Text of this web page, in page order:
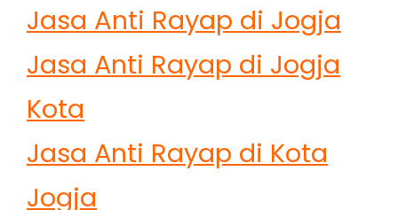
Jasa Anti Rayap di Jogja
Jasa Anti Rayap di Jogja
Kota
Jasa Anti Rayap di Kota
Jogja